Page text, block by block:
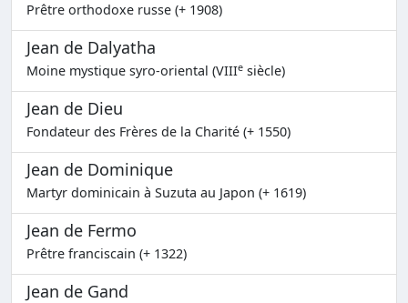
Prêtre orthodoxe russe (+ 1908)
Jean de Dalyatha
Moine mystique syro-oriental (VIIIe siècle)
Jean de Dieu
Fondateur des Frères de la Charité (+ 1550)
Jean de Dominique
Martyr dominicain à Suzuta au Japon (+ 1619)
Jean de Fermo
Prêtre franciscain (+ 1322)
Jean de Gand